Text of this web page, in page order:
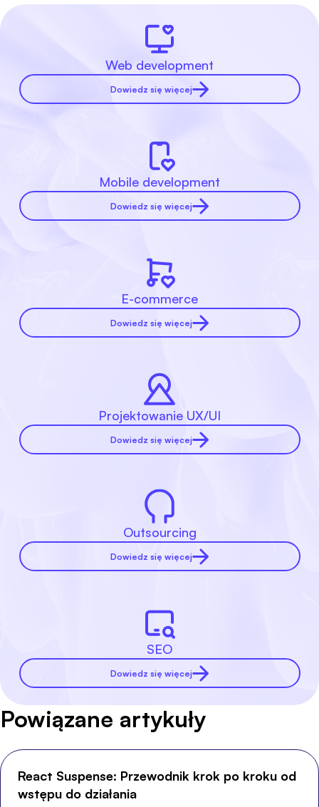
Web development
Dowiedz się więcej
Mobile development
Dowiedz się więcej
E-commerce
Dowiedz się więcej
Projektowanie UX/UI
Dowiedz się więcej
Outsourcing
Dowiedz się więcej
SEO
Dowiedz się więcej
Powiązane artykuły
React Suspense: Przewodnik krok po kroku od
wstępu do działania